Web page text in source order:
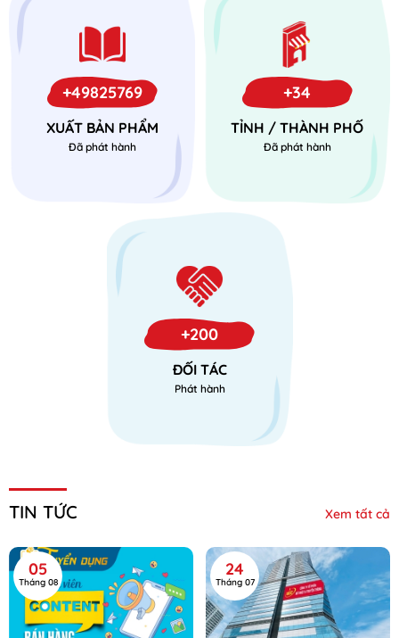
+49825769
XUẤT BẢN PHẨM
Đã phát hành
+34
TỈNH / THÀNH PHỐ
Đã phát hành
+200
ĐỐI TÁC
Phát hành
TIN TỨC Xem tất cả
05
Tháng 08
24
Tháng 07